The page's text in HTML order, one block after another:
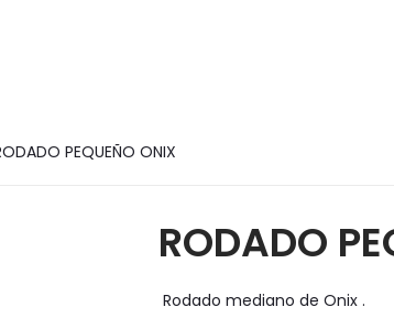
PEQUEÑO ONIX
RODADO
Rodado mediano de Onix .